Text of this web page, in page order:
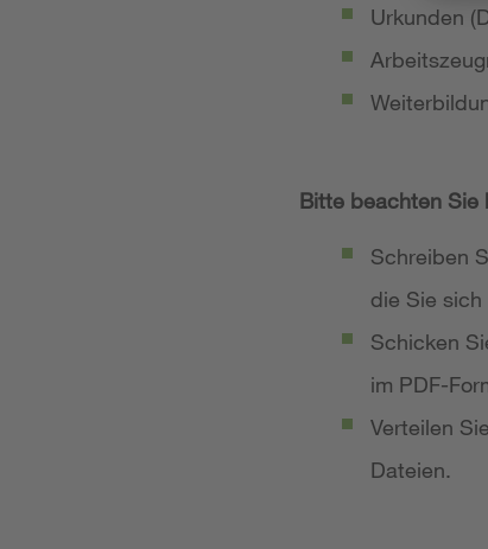
Urkunden
Bitte beachten Sie
Schreiben
die Sie
Schicken
im PDF-
Verteilen
Dateien.